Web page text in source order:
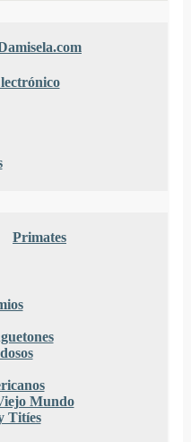
Primates
Mundo
Titíes